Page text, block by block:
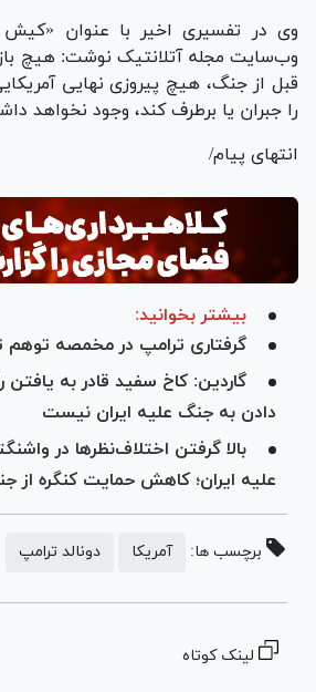
وی در تفسیری اخیر با عنوان «کیش
وب‌سایت مجله آتلانتیک نوشت: هیچ
قبل از جنگ، هیچ پیروزی نهایی
را جبران یا برطرف کند، وجود نخواهد
انتهای پیام/
بیشتر بخوانید:
گرفتاری ترامپ در مخمصه توهم
گاردین: کاخ سفید قادر به یافتن
دادن به جنگ علیه ایران نیست
بالا گرفتن اختلاف‌نظرها در
علیه ایران؛ کاهش حمایت کنگره از
برچسب ها: آمریکا دونالد ترامپ
لینک کوتاه